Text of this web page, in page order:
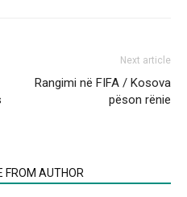
Next article
Rangimi në FIFA / Kosova
pëson rënie
FROM AUTHOR